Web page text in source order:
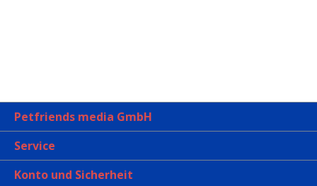
Petfriends media GmbH
Service
Konto und Sicherheit